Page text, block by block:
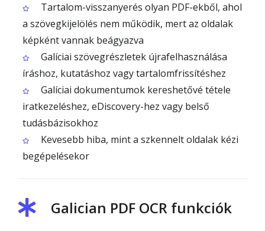
Tartalom-visszanyerés olyan PDF-ekből, ahol
a szövegkijelölés nem működik, mert az oldalak
képként vannak beágyazva
Galíciai szövegrészletek újrafelhasználása
íráshoz, kutatáshoz vagy tartalomfrissítéshez
Galíciai dokumentumok kereshetővé tétele
iratkezeléshez, eDiscovery-hez vagy belső
tudásbázisokhoz
Kevesebb hiba, mint a szkennelt oldalak kézi
begépelésekor
Galician PDF OCR funkciók